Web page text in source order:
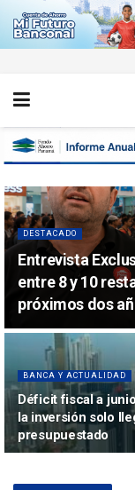
DESTACADO
Entrevista
entre 8 y 10
próximos dos
BANCA Y ACTUALIDAD
Déficit fiscal a
la inversión solo
presupuestado